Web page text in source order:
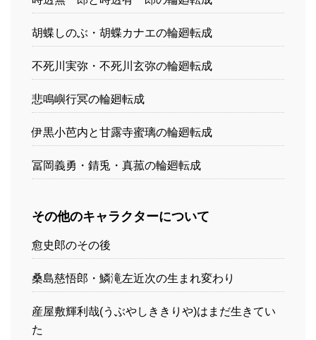
胡蝶しのぶ・胡蝶カナエの輪廻転成
不死川実弥・不死川玄弥の輪廻転成
悲鳴嶼行冥の輪廻転成
伊黒小芭内と甘露寺蜜璃の輪廻転成
冨岡義勇・錆兎・真菰の輪廻転成
その他のキャラクターについて
愈史郎のその後
桑島慈悟郎・鱗滝左近次の生まれ変わり
産屋敷輝利哉(うぶやしききりや)はまだ生きてい
た